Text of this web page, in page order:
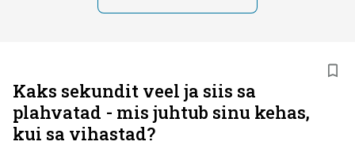
Kaks sekundit veel ja siis sa
plahvatad - mis juhtub sinu kehas,
kui sa vihastad?